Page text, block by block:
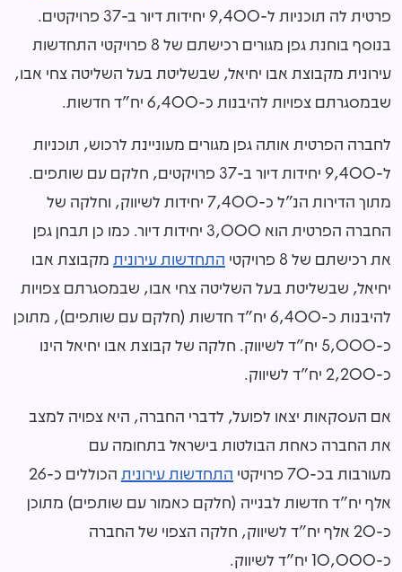
פרטית לה תוכניות ל-9,400 יחידות דיור ב-37 פרויקטים.
בנוסף בוחנת גפן מגורים רכישתם של 8 פרויקטי התחדשות
עירונית מקבוצת אבו יחיאל, שבשליטת בעל השליטה צחי אבו,
שבמסגרתם צפויות להיבנות כ-6,400 יח"ד חדשות.
לחברה הפרטית אותה גפן מגורים מעוניינת לרכוש, תוכניות
ל-9,400 יחידות דיור ב-37 פרויקטים, חלקם עם שותפים.
מתוך הדירות הנ"ל כ-7,400 יחידות לשיווק, וחלקה של
החברה הפרטית הוא 3,000 יחידות דיור. כמו כן תבחן גפן
את רכישתם של 8 פרויקטי
התחדשות עירונית מקבוצת אבו
יחיאל, שבשליטת בעל השליטה צחי אבו, שבמסגרתם צפויות
להיבנות כ-6,400 יח"ד חדשות (חלקם עם שותפים), מתוכן
כ-5,000 יח"ד לשיווק. חלקה של קבוצת אבו יחיאל הינו
כ-2,200 יח"ד לשיווק.
אם העסקאות יצאו לפועל, לדברי החברה, היא צפויה למצב
את החברה כאחת הבולטות בישראל בתחומה עם
מעורבות בכ-70 פרויקטי
התחדשות עירונית
הכוללים כ-26
אלף יח"ד חדשות לבנייה (חלקם כאמור עם שותפים) מתוכן
כ-20 אלף יח"ד לשיווק, חלקה הצפוי של החברה
כ-10,000 יח"ד לשיווק.